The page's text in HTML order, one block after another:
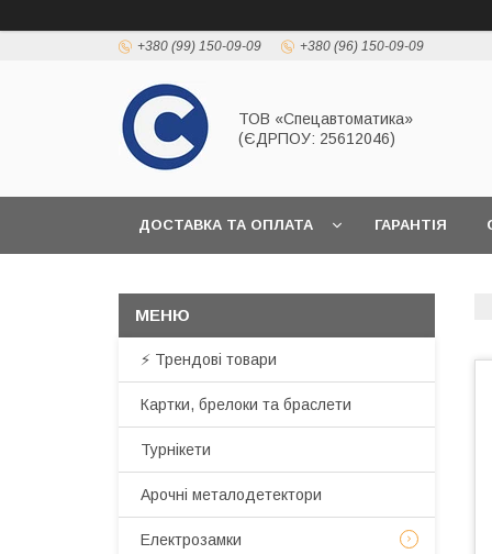
+380 (99) 150-09-09 +380 (96) 150-09-09
ТОВ «Спецавтоматика»
(ЄДРПОУ: 25612046)
ДОСТАВКА ТА ОПЛАТА ГАРАНТІЯ
⚡ Трендові товари
Картки, брелоки та браслети
Турнікети
Арочні металодетектори
Електрозамки